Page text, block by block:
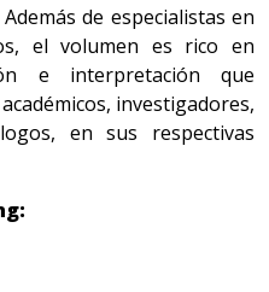
de especialistas en
el volumen es rico en
e interpretación que
investigadores,
en sus respectivas